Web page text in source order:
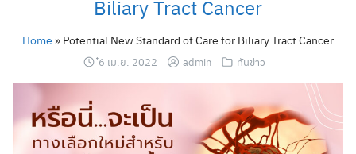
Biliary Tract Cancer
Home » Potential New Standard of Care for Biliary Tract Cancer
๋6 เม.ย. 2022 admin ทันข่าว